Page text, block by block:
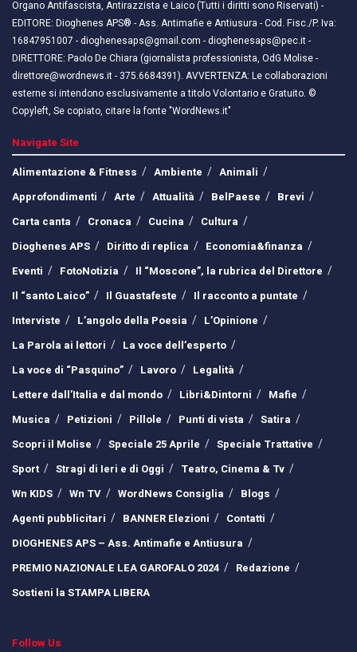
Organo Antifascista, Antirazzista e Laico (Tutti i diritti sono Riservati) -
EDITORE: Dioghenes APS® - Ass. Antimafie e Antiusura - Cod. Fisc./P. Iva:
16847951007 - dioghenesaps@gmail.com - dioghenesaps@pec.it - ​​
DIRETTORE: Paolo De Chiara (giornalista professionista, OdG Molise -
direttore@wordnews.it - ​​375.6684391). AVVERTENZA: Le collaborazioni
esterne si intendono esclusivamente a titolo Volontario e Gratuito. ©
Copyleft, Se copiato, citare la fonte "WordNews.it"
Navigate Site
Alimentazione & Fitness
Ambiente
Animali
Approfondimenti
Arte Attualità BelPaese
Brevi
Carta canta
Cronaca Cucina
Cultura
Dioghenes APS
Diritto di replica
Economia&finanza
Eventi
FotoNotizia
Il “Moscone”, la rubrica del Direttore
Il “santo Laico”
Il Guastafeste
Il racconto a puntate
Interviste
L’angolo della Poesia
L’Opinione
La Parola ai lettori
La voce dell’esperto
La voce di “Pasquino”
Lavoro
Legalità
Lettere dall’Italia e dal mondo
Libri&Dintorni
Mafie
Musica
Petizioni Pillole Punti di vista
Satira
Scopri il Molise
Speciale 25 Aprile
Speciale Trattative
Sport
Stragi di Ieri e di Oggi
Teatro, Cinema & Tv
Wn KIDS
Wn TV WordNews Consiglia
Blogs
Agenti pubblicitari
BANNER Elezioni
Contatti
DIOGHENES APS – Ass. Antimafie e Antiusura
PREMIO NAZIONALE LEA GAROFALO 2024
Redazione
Sostieni la STAMPA LIBERA
Follow Us